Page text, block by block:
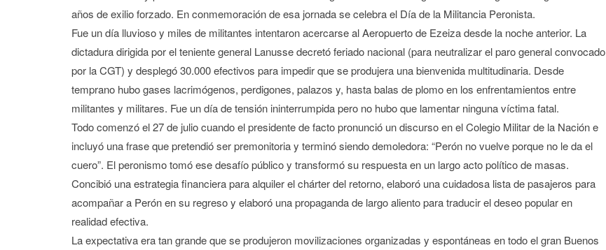
años de exilio forzado. En conmemoración de esa jornada se celebra el Día de la Militancia Peronista.
Fue un día lluvioso y miles de militantes intentaron acercarse al Aeropuerto de Ezeiza desde la noche anterior. La
dictadura dirigida por el teniente general Lanusse decretó feriado nacional (para neutralizar el paro general convocado
por la CGT) y desplegó 30.000 efectivos para impedir que se produjera una bienvenida multitudinaria. Desde
temprano hubo gases lacrimógenos, perdigones, palazos y, hasta balas de plomo en los enfrentamientos entre
militantes y militares. Fue un día de tensión ininterrumpida pero no hubo que lamentar ninguna víctima fatal.
Todo comenzó el 27 de julio cuando el presidente de facto pronunció un discurso en el Colegio Militar de la Nación e
incluyó una frase que pretendió ser premonitoria y terminó siendo demoledora: “Perón no vuelve porque no le da el
cuero”. El peronismo tomó ese desafío público y transformó su respuesta en un largo acto político de masas.
Concibió una estrategia financiera para alquiler el chárter del retorno, elaboró una cuidadosa lista de pasajeros para
acompañar a Perón en su regreso y elaboró una propaganda de largo aliento para traducir el deseo popular en
realidad efectiva.
La expectativa era tan grande que se produjeron movilizaciones organizadas y espontáneas en todo el gran Buenos